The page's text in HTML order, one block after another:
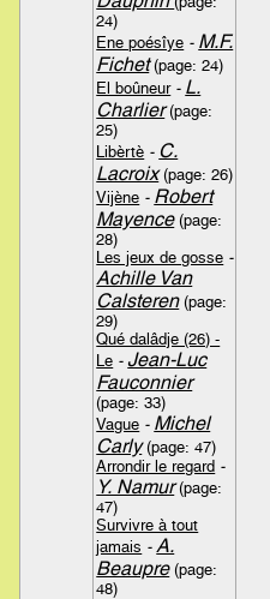
24)
Ene poésîye - M.F.
Fichet(page: 24)
El boûneur - L.
Charlier(page:
25)
Libèrtè - C.
Lacroix(page: 26)
Vijène - Robert
Mayence(page:
28)
Les jeux de gosse -
Achille Van
Calsteren(page:
29)
Qué dalâdje (26) -
Le -Jean-Luc
Fauconnier
(page: 33)
Vague - Michel
Carly(page: 47)
Arrondir le regard -
Y. Namur(page:
47)
Survivre à tout
jamais - A.
Beaupre(page:
48)